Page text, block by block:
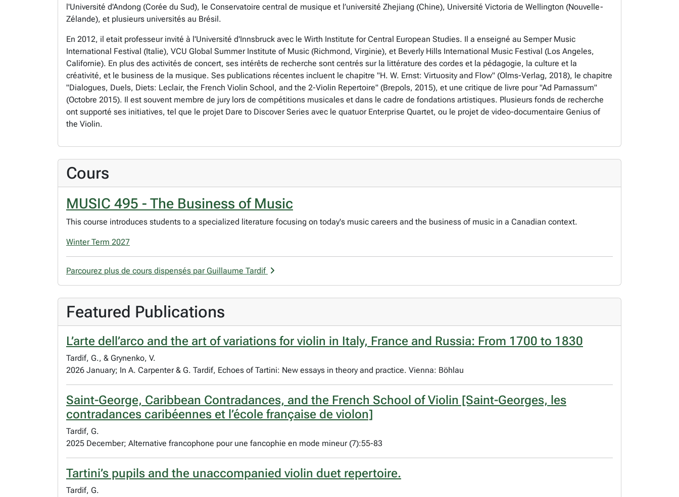
l'Université d'Andong (Corée du Sud), le Conservatoire central de musique et l’université Zhejiang (Chine), Université Victoria de Wellington (Nouvelle-
Zélande), et plusieurs universités au Brésil.
En 2012, il etait professeur invité à l'Université d'Innsbruck avec le Wirth Institute for Central European Studies. Il a enseigné au Semper Music
International Festival (Italie), VCU Global Summer Institute of Music (Richmond, Virginie), et Beverly Hills International Music Festival (Los Angeles,
Californie). En plus des activités de concert, ses intérêts de recherche sont centrés sur la littérature des cordes et la pédagogie, la culture et la
créativité, et le business de la musique. Ses publications récentes incluent le chapitre "H. W. Ernst: Virtuosity and Flow" (Olms-Verlag, 2018), le chapitre
"Dialogues, Duels, Diets: Leclair, the French Violin School, and the 2-Violin Repertoire" (Brepols, 2015), et une critique de livre pour "Ad Parnassum"
(Octobre 2015). Il est souvent membre de jury lors de compétitions musicales et dans le cadre de fondations artistiques. Plusieurs fonds de recherche
ont supporté ses initiatives, tel que le projet Dare to Discover Series avec le quatuor Enterprise Quartet, ou le projet de video-documentaire Genius of
the Violin.
Cours
MUSIC 495 - The Business of Music
This course introduces students to a specialized literature focusing on today's music careers and the business of music in a Canadian context.
Winter Term 2027
Parcourez plus de cours dispensés par Guillaume Tardif
Featured Publications
L’arte dell’arco and the art of variations for violin in Italy, France and Russia: From 1700 to 1830
Tardif, G., & Grynenko, V.
2026 January; In A. Carpenter & G. Tardif, Echoes of Tartini: New essays in theory and practice. Vienna: Böhlau
Saint-George, Caribbean Contradances, and the French School of Violin [Saint-Georges, les
contradances caribéennes et l’école française de violon]
Tardif, G.
2025 December; Alternative francophone pour une fancophie en mode mineur (7):55-83
Tartini’s pupils and the unaccompanied violin duet repertoire.
Tardif, G.